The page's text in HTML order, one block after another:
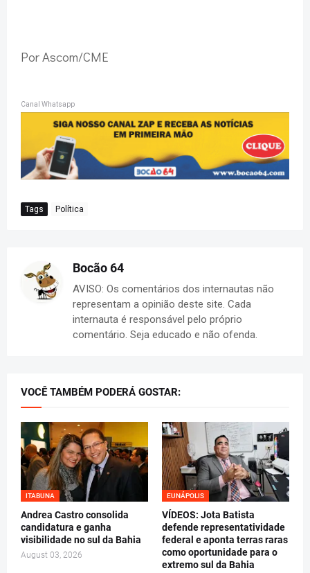
Por Ascom/CME
Canal Whatsapp
Tags Política
Bocão 64
AVISO: Os comentários dos internautas não
representam a opinião deste site. Cada
internauta é responsável pelo próprio
comentário. Seja educado e não ofenda.
VOCÊ TAMBÉM PODERÁ GOSTAR:
ITABUNA
Andrea Castro consolida
candidatura e ganha
visibilidade no sul da Bahia
August 03, 2026
EUNÁPOLIS
VÍDEOS: Jota Batista
defende representatividade
federal e aponta terras raras
como oportunidade para o
extremo sul da Bahia